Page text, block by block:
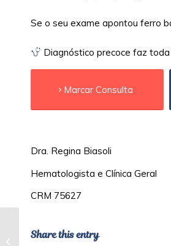
Se o seu exame apontou ferro
Diagnóstico precoce faz
Marcar Consulta
Dra. Regina Biasoli
Hematologista e Clínica Geral
CRM 75627
Share this entry
Anemia ferropriva?
Então cuidado com o